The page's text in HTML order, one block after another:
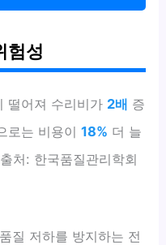
험성
떨어져 수리비가 2배 증
로는 비용이18% 더 늘
처: 한국품질관리학회
질 저하를 방지하는 전